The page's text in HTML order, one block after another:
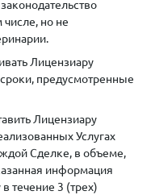
но не
Лицензиару
предусмотренные
Лицензиару
Услугах
Сделке, в объеме,
информация
течение 3 (трех)